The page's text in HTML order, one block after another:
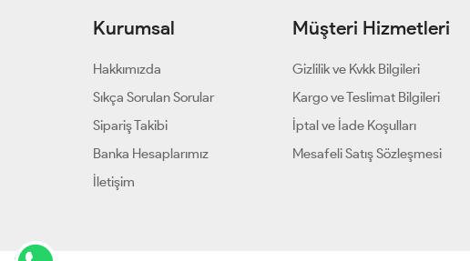
Kurumsal
Hakkımızda
Sıkça Sorulan Sorular
Sipariş Takibi
Banka Hesaplarımız
İletişim
Müşteri Hizmetleri
Gizlilik ve Kvkk Bilgileri
Kargo ve Teslimat Bilgileri
İptal ve İade Koşulları
Mesafeli Satış Sözleşmesi